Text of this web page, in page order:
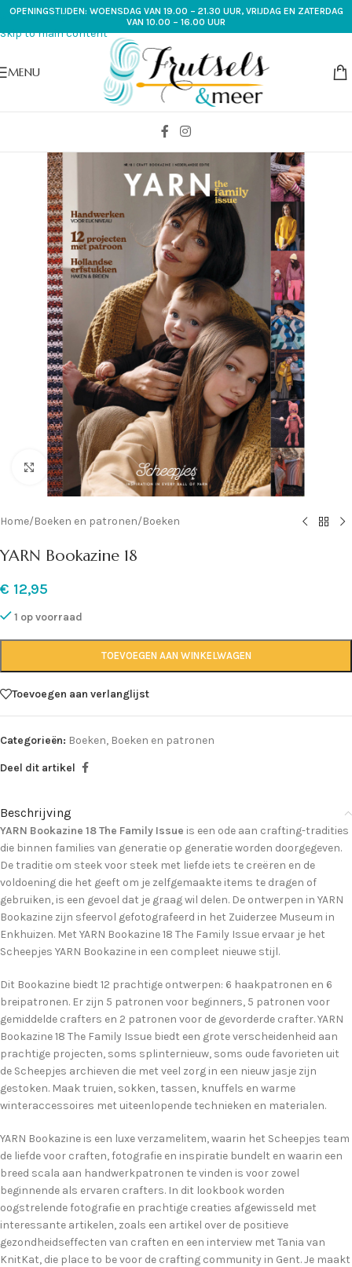
Skip to navigation
Skip to main content
OPENINGSTIJDEN: WOENSDAG VAN 19.00 – 21.30 UUR, VRIJDAG EN ZATERDAG
VAN 10.00 – 16.00 UUR
MENU
Klik om te vergroten
Home/Boeken en patronen/Boeken
YARN Bookazine 18
€ 12,95
1 op voorraad
TOEVOEGEN AAN WINKELWAGEN
Toevoegen aan verlanglijst
Categorieën: Boeken, Boeken en patronen
Deel dit artikel
Beschrijving
YARN Bookazine 18 The Family Issue is een ode aan crafting-tradities
die binnen families van generatie op generatie worden doorgegeven.
De traditie om steek voor steek met liefde iets te creëren en de
voldoening die het geeft om je zelfgemaakte items te dragen of
gebruiken, is een gevoel dat je graag wil delen. De ontwerpen in YARN
Bookazine zijn sfeervol gefotografeerd in het Zuiderzee Museum in
Enkhuizen. Met YARN Bookazine 18 The Family Issue ervaar je het
Scheepjes YARN Bookazine in een compleet nieuwe stijl.
Dit Bookazine biedt 12 prachtige ontwerpen: 6 haakpatronen en 6
breipatronen. Er zijn 5 patronen voor beginners, 5 patronen voor
gemiddelde crafters en 2 patronen voor de gevorderde crafter. YARN
Bookazine 18 The Family Issue biedt een grote verscheidenheid aan
prachtige projecten, soms splinternieuw, soms oude favorieten uit
de Scheepjes archieven die met veel zorg in een nieuw jasje zijn
gestoken. Maak truien, sokken, tassen, knuffels en warme
winteraccessoires met uiteenlopende technieken en materialen.
YARN Bookazine is een luxe verzamelitem, waarin het Scheepjes team
de liefde voor craften, fotografie en inspiratie bundelt en waarin een
breed scala aan handwerkpatronen te vinden is voor zowel
beginnende als ervaren crafters. In dit lookbook worden
oogstrelende fotografie en prachtige creaties afgewisseld met
interessante artikelen, zoals een artikel over de positieve
gezondheidseffecten van craften en een interview met Tania van
KnitKat, die place to be voor de crafting community in Gent. Je maakt